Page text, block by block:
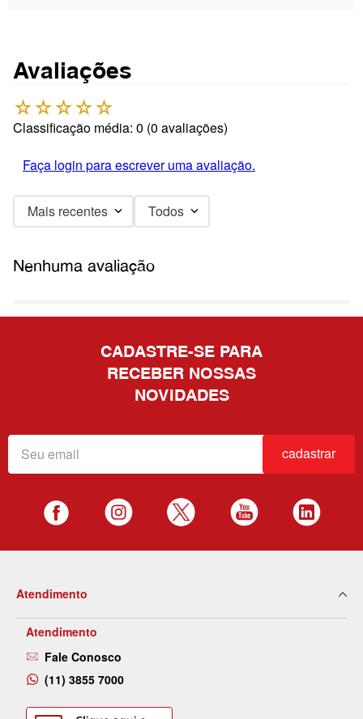
Avaliações
☆☆☆☆☆
Classificação média: 0 (0 avaliações)
Faça login para escrever uma avaliação.
Mais recentes Todos
Nenhuma avaliação
CADASTRE-SE PARA
RECEBER NOSSAS
NOVIDADES
cadastrar
Atendimento
Atendimento
Fale Conosco
(11) 3855 7000